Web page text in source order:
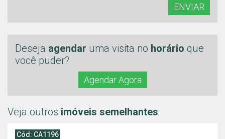
ENVIAR
Deseja agendar uma visita no horário que
você puder?
Agendar Agora
Veja outros imóveis semelhantes:
Cód: CA1196